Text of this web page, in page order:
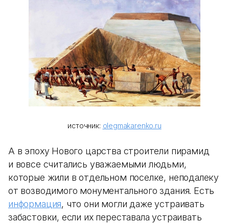
источник: olegmakarenko.ru
А в эпоху Нового царства строители пирамид
и вовсе считались уважаемыми людьми,
которые жили в отдельном поселке, неподалеку
от возводимого монументального здания. Есть
информация, что они могли даже устраивать
забастовки, если их переставала устраивать